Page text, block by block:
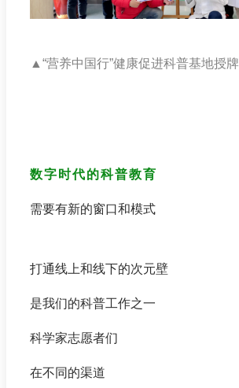
▲“营养中国行”健康促进科普基地授牌
数字时代的科普教育
需要有新的窗口和模式
打通线上和线下的次元壁
是我们的科普工作之一
科学家志愿者们
在不同的渠道